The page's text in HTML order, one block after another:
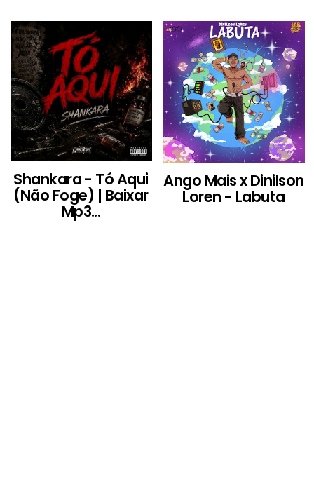
Shankara - Tó Aqui
(Não Foge) | Baixar
Mp3...
Ango Mais x Dinilson
Loren - Labuta